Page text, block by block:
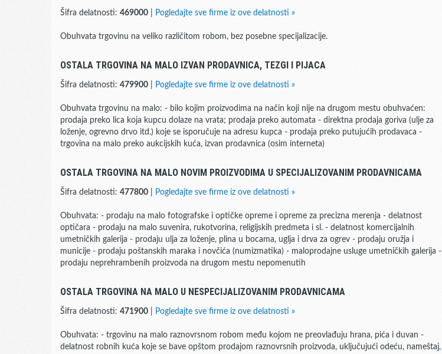
Šifra delatnosti: 469000 Pogledajte sve firme iz ove delatnosti »
Obuhvata trgovinu na veliko različitom robom, bez posebne specijalizacije.
OSTALA TRGOVINA NA MALO IZVAN PRODAVNICA, TEZGI I PIJACA
Šifra delatnosti: 479900 Pogledajte sve firme iz ove delatnosti »
Obuhvata trgovinu na malo: - bilo kojim proizvodima na način koji nije na drugom mestu obuhvaćen:
prodaja preko lica koja kupcu dolaze na vrata; prodaja preko automata - direktna prodaja goriva (ulje za
loženje, ogrevno drvo itd.) koje se isporučuje na adresu kupca - prodaja preko putujućih prodavaca -
trgovina na malo preko aukcijskih kuća, izvan prodavnica (osim interneta)
OSTALA TRGOVINA NA MALO NOVIM PROIZVODIMA U SPECIJALIZOVANIM PRODAVNICAMA
Šifra delatnosti: 477800 Pogledajte sve firme iz ove delatnosti »
Obuhvata: - prodaju na malo fotografske i optičke opreme i opreme za precizna merenja - delatnost
optičara - prodaju na malo suvenira, rukotvorina, religijskih predmeta i sl. - delatnost komercijalnih
umetničkih galerija - prodaju ulja za loženje, plina u bocama, uglja i drva za ogrev - prodaju oružja i
municije - prodaju poštanskih maraka i novčića (numizmatika) - maloprodajne usluge umetničkih galerija -
prodaju neprehrambenih proizvoda na drugom mestu nepomenutih
OSTALA TRGOVINA NA MALO U NESPECIJALIZOVANIM PRODAVNICAMA
Šifra delatnosti: 471900 Pogledajte sve firme iz ove delatnosti »
Obuhvata: - trgovinu na malo raznovrsnom robom među kojom ne preovlađuju hrana, pića i duvan -
delatnost robnih kuća koje se bave opštom prodajom raznovrsnih proizvoda, uključujući odeću, nameštaj,